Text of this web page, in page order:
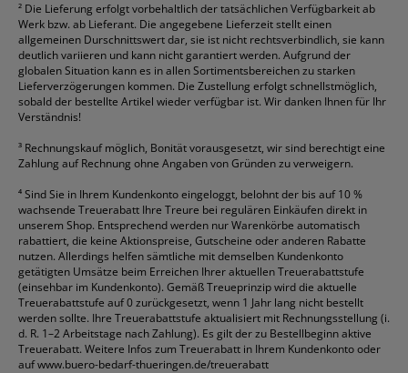
² Die Lieferung erfolgt vorbehaltlich der tatsächlichen Verfügbarkeit ab
Werk bzw. ab Lieferant. Die angegebene Lieferzeit stellt einen
allgemeinen Durschnittswert dar, sie ist nicht rechtsverbindlich, sie kann
deutlich variieren und kann nicht garantiert werden. Aufgrund der
globalen Situation kann es in allen Sortimentsbereichen zu starken
Lieferverzögerungen kommen. Die Zustellung erfolgt schnellstmöglich,
sobald der bestellte Artikel wieder verfügbar ist. Wir danken Ihnen für Ihr
Verständnis!
³ Rechnungskauf möglich, Bonität vorausgesetzt, wir sind berechtigt eine
Zahlung auf Rechnung ohne Angaben von Gründen zu verweigern.
⁴Sind Sie in Ihrem Kundenkonto eingeloggt, belohnt der bis auf 10 %
wachsende Treuerabatt Ihre Treure bei regulären Einkäufen direkt in
unserem Shop. Entsprechend werden nur Warenkörbe automatisch
rabattiert, die keine Aktionspreise, Gutscheine oder anderen Rabatte
nutzen. Allerdings helfen sämtliche mit demselben Kundenkonto
getätigten Umsätze beim Erreichen Ihrer aktuellen Treuerabattstufe
(einsehbar im Kundenkonto). Gemäß Treueprinzip wird die aktuelle
Treuerabattstufe auf 0 zurückgesetzt, wenn 1 Jahr lang nicht bestellt
werden sollte. Ihre Treuerabattstufe aktualisiert mit Rechnungsstellung (i.
d. R. 1–2 Arbeitstage nach Zahlung). Es gilt der zu Bestellbeginn aktive
Treuerabatt. Weitere Infos zum Treuerabatt in Ihrem Kundenkonto oder
aufwww.buero-bedarf-thueringen.de/treuerabatt